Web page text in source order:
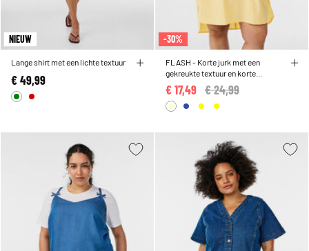
NIEUW
Lange shirt met een lichte textuur
€ 49,99
-30%
FLASH - Korte jurk met een
gekreukte textuur en korte
mouwen
Price reduced from
€ 24,99
€ 17,49